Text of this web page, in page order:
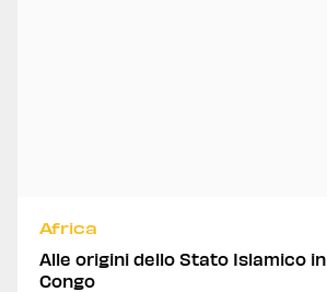
Africa
Alle origini dello Stato Islamico in
Congo